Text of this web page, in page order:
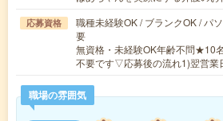
応募資格
職種未経験OK / ブランクOK / パ
要
無資格・未経験OK年齢不問★10
不要です▽応募後の流れ1)翌営
職場の雰囲気